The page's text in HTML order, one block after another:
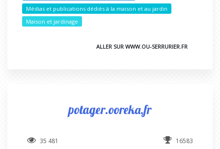
Médias et publications dédiés à la maison et au jardin
Maison et jardinage
ALLER SUR WWW.OU-SERRURIER.FR
potager.ooreka.fr
35 481 16583